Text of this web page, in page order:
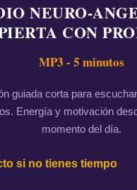
NEURO-
CON
MP3 - 5 minutos
guiada corta para
Energía y motivación
momento del día.
si no tienes tiempo